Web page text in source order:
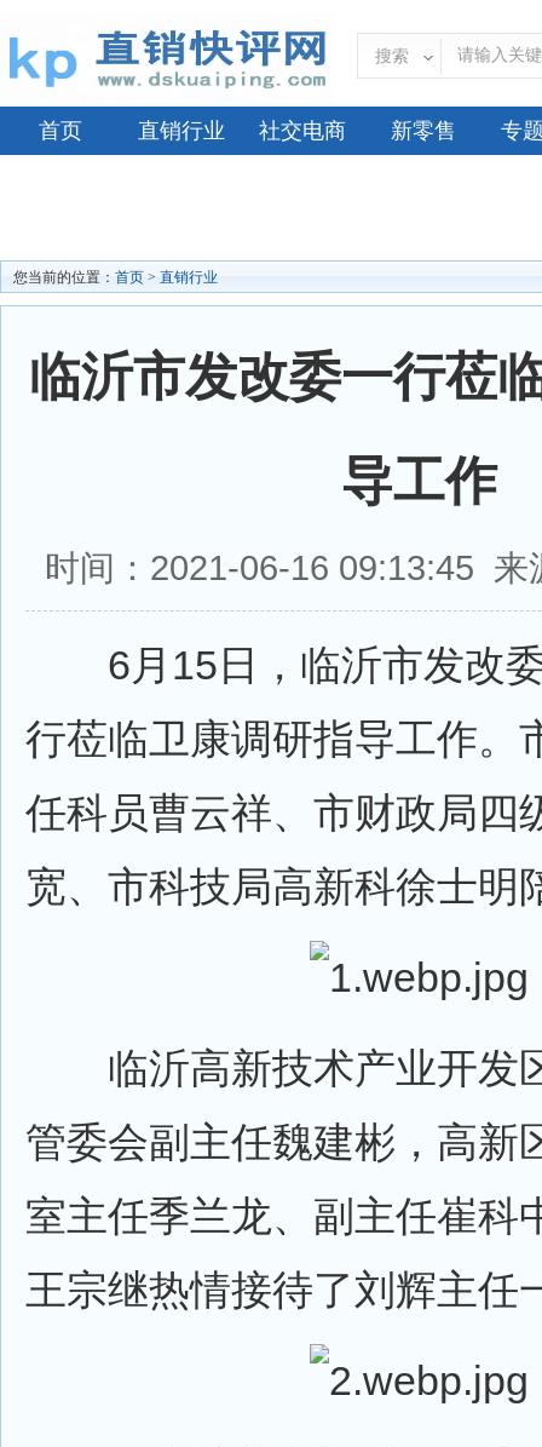
搜索
首页 直销行业 社交电商 新零售 专
您当前的位置： 首页 > 直销行业
临沂市发改委一行莅
导工作
时间：2021-06-16 09:13:45
6月15日，临沂市发改委
行莅临卫康调研指导工作。
任科员曹云祥、市财政局四
宽、市科技局高新科徐士明
临沂高新技术产业开发
管委会副主任魏建彬，高新
室主任季兰龙、副主任崔科
王宗继热情接待了刘辉主任